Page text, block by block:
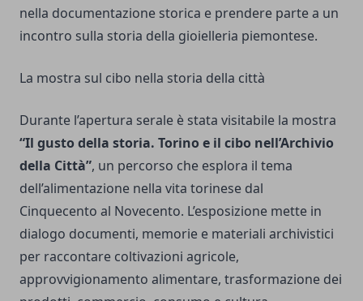
nella documentazione storica e prendere parte a un
incontro sulla storia della gioielleria piemontese.
La mostra sul cibo nella storia della città
Durante l’apertura serale è stata visitabile la mostra
“Il gusto della storia. Torino e il cibo nell’Archivio
della Città”, un percorso che esplora il tema
dell’alimentazione nella vita torinese dal
Cinquecento al Novecento. L’esposizione mette in
dialogo documenti, memorie e materiali archivistici
per raccontare coltivazioni agricole,
approvvigionamento alimentare, trasformazione dei